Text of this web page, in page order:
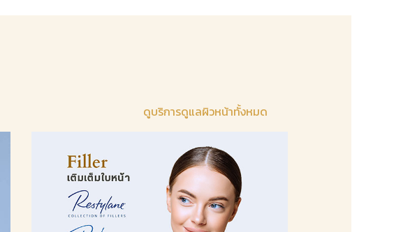
ดูบริการดูแลผิวหน้าทั้งหมด